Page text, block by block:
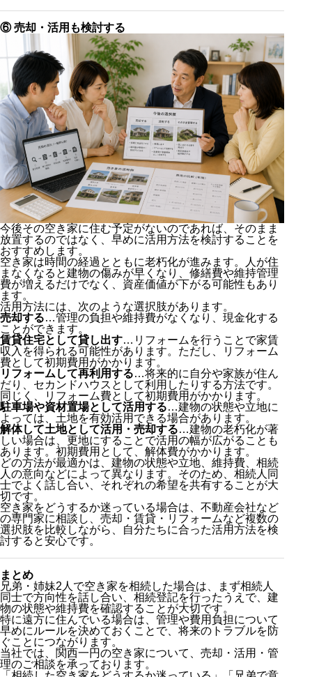
⑥ 売却・活用も検討する
今後その空き家に住む予定がないのであれば、そのまま
放置するのではなく、早めに活用方法を検討することを
おすすめします。
空き家は時間の経過とともに老朽化が進みます。人が住
まなくなると建物の傷みが早くなり、修繕費や維持管理
費が増えるだけでなく、資産価値が下がる可能性もあり
ます。
活用方法には、次のような選択肢があります。
売却する…管理の負担や維持費がなくなり、現金化する
ことができます。
賃貸住宅として貸し出す…リフォームを行うことで家賃
収入を得られる可能性があります。ただし、リフォーム
費として初期費用がかかります。
リフォームして再利用する…将来的に自分や家族が住ん
だり、セカンドハウスとして利用したりする方法です。
同じく、リフォーム費として初期費用がかかります。
駐車場や資材置場として活用する…建物の状態や立地に
よっては、土地を有効活用できる場合があります。
解体して土地として活用・売却する…建物の老朽化が著
しい場合は、更地にすることで活用の幅が広がることも
あります。初期費用として、解体費がかかります。
どの方法が最適かは、建物の状態や立地、維持費、相続
人の意向などによって異なります。そのため、相続人同
士でよく話し合い、それぞれの希望を共有することが大
切です。
空き家をどうするか迷っている場合は、不動産会社など
の専門家に相談し、売却・賃貸・リフォームなど複数の
選択肢を比較しながら、自分たちに合った活用方法を検
討すると安心です。
まとめ
兄弟・姉妹2人で空き家を相続した場合は、まず相続人
同士で方向性を話し合い、相続登記を行ったうえで、建
物の状態や維持費を確認することが大切です。
特に遠方に住んでいる場合は、管理や費用負担について
早めにルールを決めておくことで、将来のトラブルを防
ぐことにつながります。
当社では、関西一円の空き家について、売却・活用・管
理のご相談を承っております。